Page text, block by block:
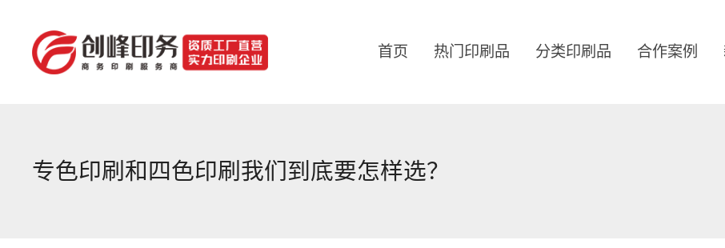
首页 热门印刷品 分类印刷品 合作案例
专色印刷和四色印刷我们到底要怎样选？